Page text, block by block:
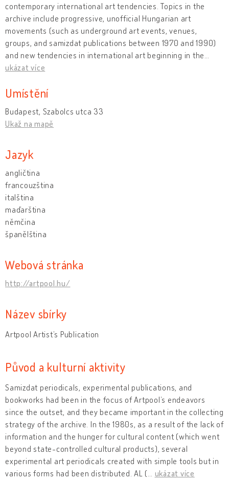
contemporary international art tendencies. Topics in the
archive include progressive, unofficial Hungarian art
movements (such as underground art events, venues,
groups, and samizdat publications between 1970 and 1990)
and new tendencies in international art beginning in the
ukázat více
Umístění
Budapest, Szabolcs utca 33
Ukaž na mapě
Jazyk
angličtina
francouzština
italština
maďarština
němčina
španělština
Webová stránka
http://artpool.hu/
Název sbírky
Artpool Artist’s Publication
Původ a kulturní aktivity
Samizdat periodicals, experimental publications, and
bookworks had been in the focus of Artpool’s endeavors
since the outset, and they became important in the collecting
strategy of the archive. In the 1980s, as a result of the lack of
information and the hunger for cultural content (which went
beyond state-controlled cultural products), several
experimental art periodicals created with simple tools but in
various forms had been distributed. AL (
ukázat více